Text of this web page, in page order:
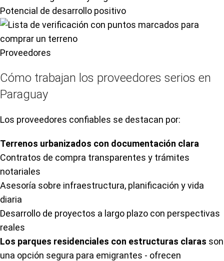
Potencial de desarrollo positivo
Proveedores
Cómo trabajan los proveedores serios en
Paraguay
Los proveedores confiables se destacan por:
Terrenos urbanizados con documentación clara
Contratos de compra transparentes y trámites
notariales
Asesoría sobre infraestructura, planificación y vida
diaria
Desarrollo de proyectos a largo plazo con perspectivas
reales
Los parques residenciales con estructuras claras son
una opción segura para emigrantes - ofrecen